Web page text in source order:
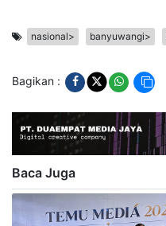
nasional> banyuwangi>
Bagikan :
Baca Juga